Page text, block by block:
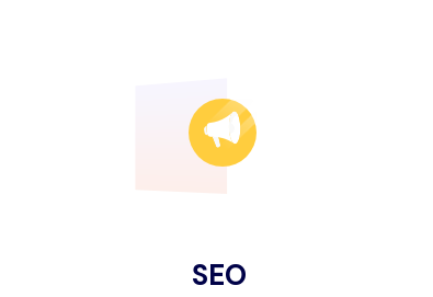
SEO